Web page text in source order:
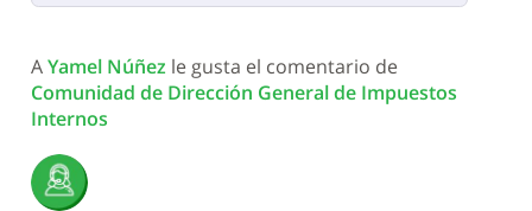
Selected
Todas
las
actividades
A Yamel Núñez le gusta el comentario de
Comunidad de Dirección General de Impuestos
Internos